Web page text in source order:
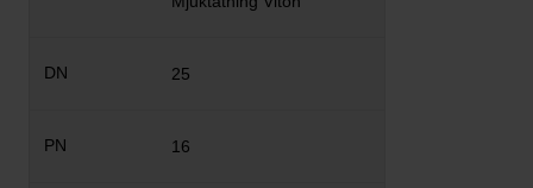
25
16